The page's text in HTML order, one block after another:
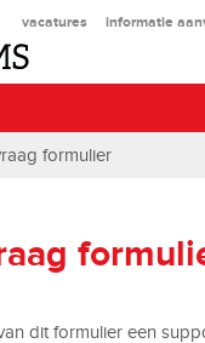
vacatures informatie
formulier
dit formulier een